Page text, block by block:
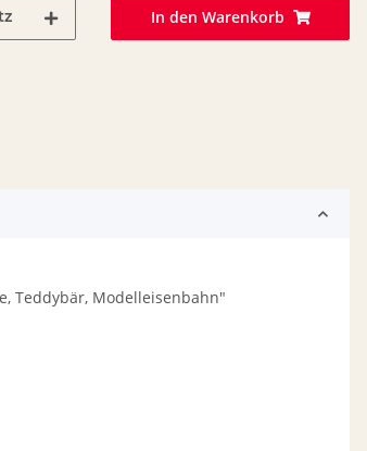
In den Warenkorb
Teddybär, Modelleisenbahn"